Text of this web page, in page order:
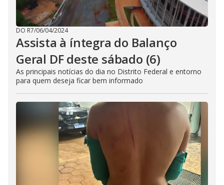
DO R7/06/04/2024
Assista à íntegra do Balanço
Geral DF deste sábado (6)
As principais notícias do dia no Distrito Federal e entorno
para quem deseja ficar bem informado